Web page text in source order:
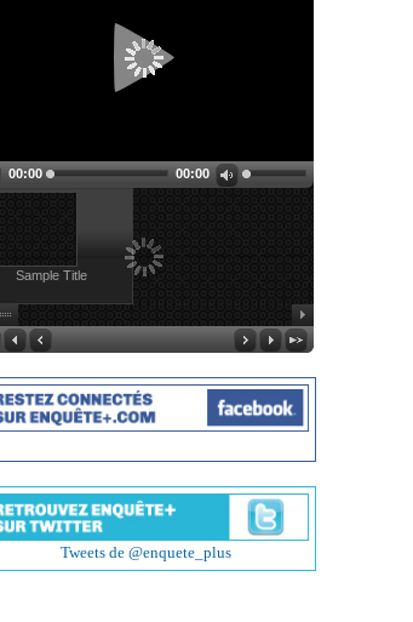
00:00 00:00
Sample Title
Tweets de @enquete_plus